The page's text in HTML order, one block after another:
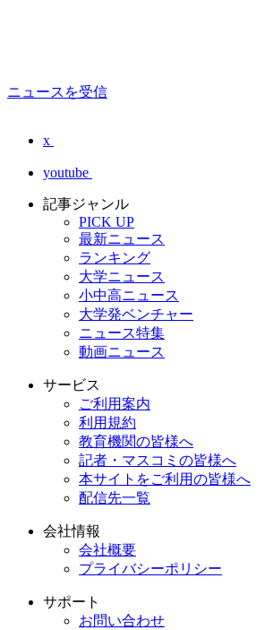
ニュースを受信
x
youtube
記事ジャンル
PICK UP
最新ニュース
ランキング
大学ニュース
小中高ニュース
大学発ベンチャー
ニュース特集
動画ニュース
サービス
ご利用案内
利用規約
教育機関の皆様へ
記者・マスコミの皆様へ
本サイトをご利用の皆様へ
配信先一覧
会社情報
会社概要
プライバシーポリシー
サポート
お問い合わせ